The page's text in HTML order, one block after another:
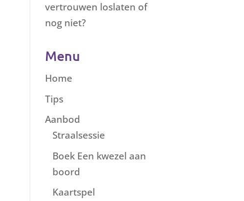
vertrouwen loslaten of
nog niet?
Menu
Home
Tips
Aanbod
Straalsessie
Boek Een kwezel aan
boord
Kaartspel